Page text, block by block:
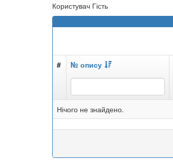
Користувач Гість
# № опису
Нічого не знайдено.